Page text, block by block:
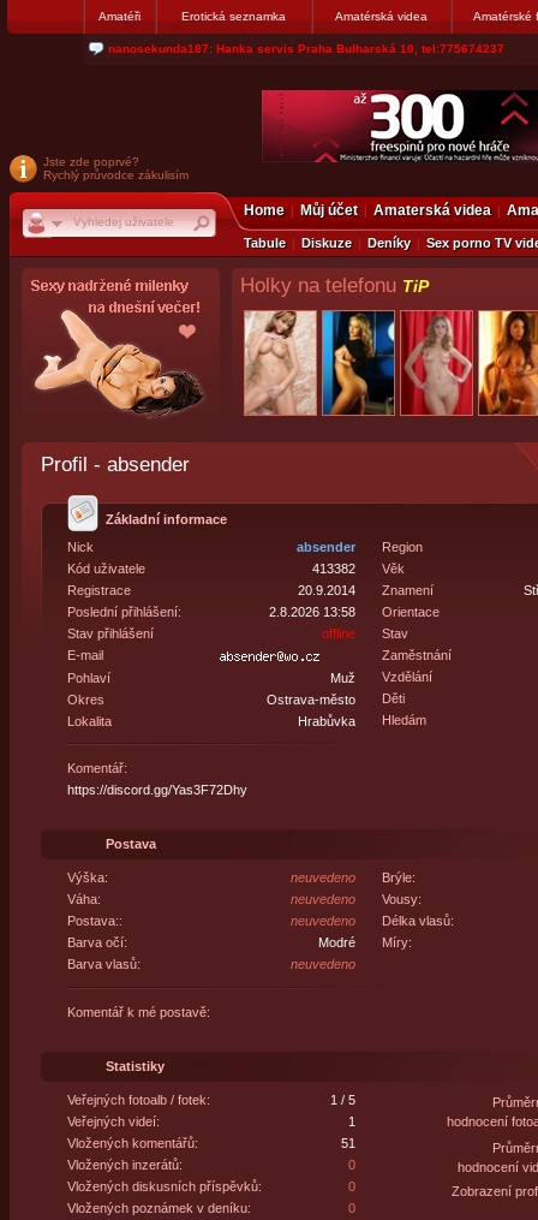
Amatéři Erotická seznamka Amatérská videa Amatérské
nanosekunda187: Hanka servis Praha Bulharská 10, tel:775674237
Jste zde poprvé?
Rychlý průvodce zákulisím
Home Můj účet Amaterská videa
Tabule Diskuze Deníky Sex porno TV
Holky na telefonu TiP
Profil - absender
Základní informace
Nick
absender
Kód uživatele
413382
Registrace
20.9.2014
Poslední přihlášení:
2.8.2026 13:58
Stav přihlášení
offline
E-mail
Pohlaví
Muž
Okres
Ostrava-město
Lokalita
Hrabůvka
Region
Věk
Znamení
Orientace
Stav
Zaměstnání
Vzdělání
Děti
Hledám
Komentář:
https://discord.gg/Yas3F72Dhy
Postava
Výška:
neuvedeno
Váha:
neuvedeno
Postava::
neuvedeno
Barva očí:
Modré
Barva vlasů:
neuvedeno
Brýle:
Vousy:
Délka vlasů:
Míry:
Komentář k mé postavě:
Statistiky
Veřejných fotoalb / fotek:
1 / 5
Veřejných videí:
1
Vložených komentářů:
51
Vložených inzerátů:
0
Vložených diskusních příspěvků:
0
Vložených poznámek v deníku:
0
hodnocení
hodnocení
Zobrazení